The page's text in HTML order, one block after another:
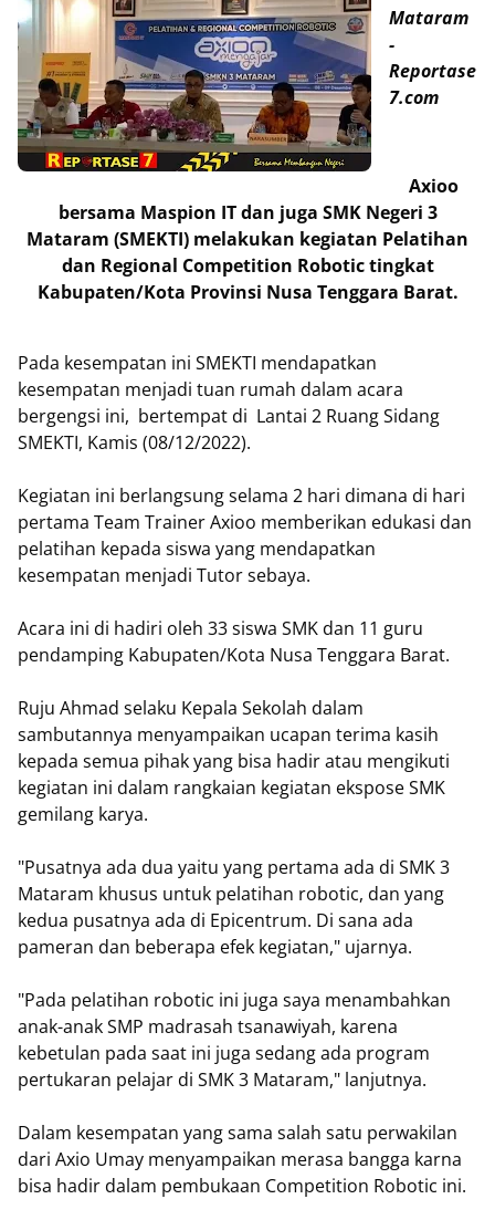
Mataram
-
Reportase
7.com
Axioo
bersama Maspion IT dan juga SMK Negeri 3
Mataram (SMEKTI) melakukan kegiatan Pelatihan
dan Regional Competition Robotic tingkat
Kabupaten/Kota Provinsi Nusa Tenggara Barat.
Pada kesempatan ini SMEKTI mendapatkan
kesempatan menjadi tuan rumah dalam acara
bergengsi ini, bertempat di Lantai 2 Ruang Sidang
SMEKTI, Kamis (08/12/2022).
Kegiatan ini berlangsung selama 2 hari dimana di hari
pertama Team Trainer Axioo memberikan edukasi dan
pelatihan kepada siswa yang mendapatkan
kesempatan menjadi Tutor sebaya.
Acara ini di hadiri oleh 33 siswa SMK dan 11 guru
pendamping Kabupaten/Kota Nusa Tenggara Barat.
Ruju Ahmad selaku Kepala Sekolah dalam
sambutannya menyampaikan ucapan terima kasih
kepada semua pihak yang bisa hadir atau mengikuti
kegiatan ini dalam rangkaian kegiatan ekspose SMK
gemilang karya.
"Pusatnya ada dua yaitu yang pertama ada di SMK 3
Mataram khusus untuk pelatihan robotic, dan yang
kedua pusatnya ada di Epicentrum. Di sana ada
pameran dan beberapa efek kegiatan," ujarnya.
"Pada pelatihan robotic ini juga saya menambahkan
anak-anak SMP madrasah tsanawiyah, karena
kebetulan pada saat ini juga sedang ada program
pertukaran pelajar di SMK 3 Mataram," lanjutnya.
Dalam kesempatan yang sama salah satu perwakilan
dari Axio Umay menyampaikan merasa bangga karna
bisa hadir dalam pembukaan Competition Robotic ini.